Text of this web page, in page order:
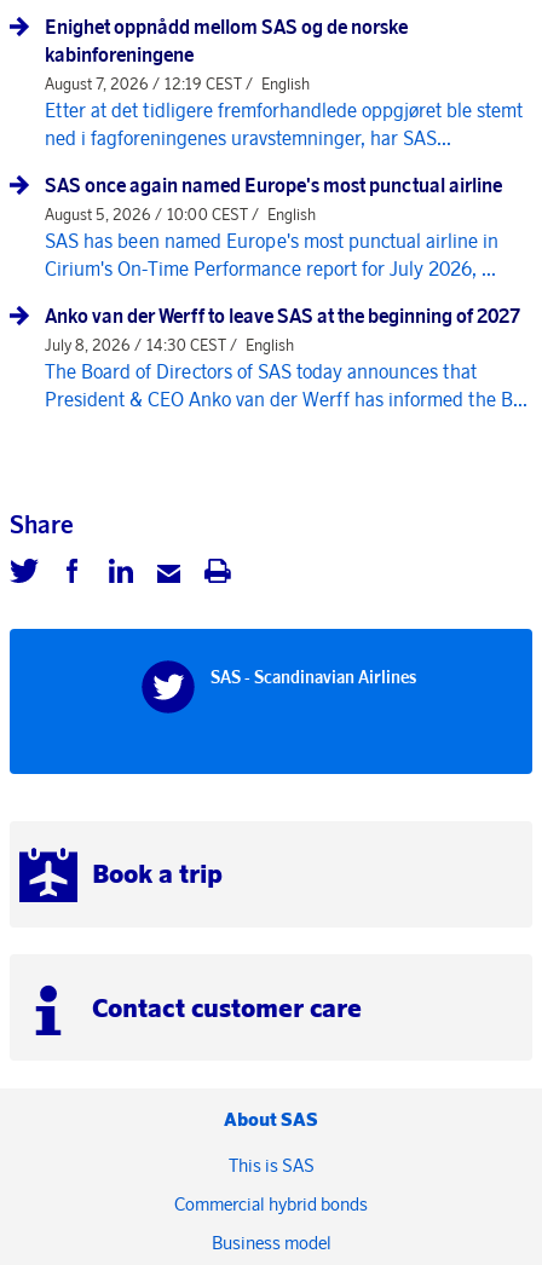
Book a trip
Contact customer care
Enighet oppnådd mellom SAS og de norske
kabinforeningene
August 7, 2026 / 12:19 CEST / English
Etter at det tidligere fremforhandlede oppgjøret ble stemt
ned i fagforeningenes uravstemninger, har SAS...
SAS once again named Europe's most punctual airline
August 5, 2026 / 10:00 CEST / English
SAS has been named Europe's most punctual airline in
Cirium's On-Time Performance report for July 2026, ...
Anko van der Werff to leave SAS at the beginning of 2027
July 8, 2026 / 14:30 CEST / English
The Board of Directors of SAS today announces that
President & CEO Anko van der Werff has informed the B...
Share
SAS - Scandinavian Airlines
About SAS
This is SAS
Commercial hybrid bonds
Business model